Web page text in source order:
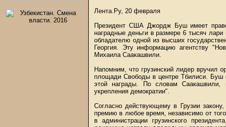
Лента.Ру, 20 февраля
Президент США Джордж Буш имеет
наградные деньги в размере 6 тысяч
обладателю одной из высших
Георгия. Эту информацию агентству
Михаила Саакашвили.
Напомним, что грузинский лидер вручил
площади Свободы в центре Тбилиси. Буш
этой награды. По словам
укрепления демократии".
Согласно действующему в Грузии
премию в любое время, независимо от
в администрации грузинского